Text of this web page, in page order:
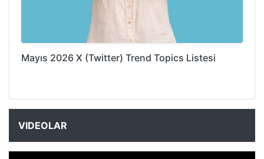
Mayıs 2026 X (Twitter) Trend Topics Listesi
VIDEOLAR